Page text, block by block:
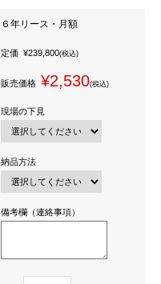
６年リース・月額
定価 ¥239,800(税込)
販売価格 ¥2,530(税込)
現場の下見
納品方法
備考欄（連絡事項）